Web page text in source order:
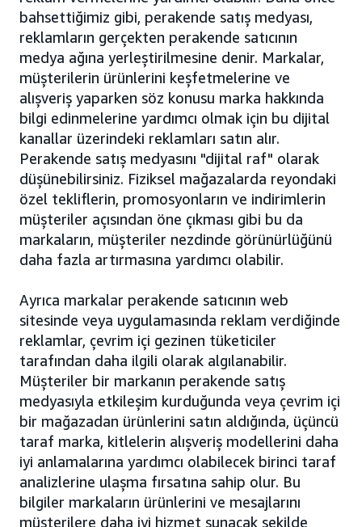
bahsettiğimiz gibi, perakende satış medyası,
reklamların gerçekten perakende satıcının
medya ağına yerleştirilmesine denir. Markalar,
müşterilerin ürünlerini keşfetmelerine ve
alışveriş yaparken söz konusu marka hakkında
bilgi edinmelerine yardımcı olmak için bu dijital
kanallar üzerindeki reklamları satın alır.
Perakende satış medyasını "dijital raf" olarak
düşünebilirsiniz. Fiziksel mağazalarda reyondaki
özel tekliflerin, promosyonların ve indirimlerin
müşteriler açısından öne çıkması gibi bu da
markaların, müşteriler nezdinde görünürlüğünü
daha fazla artırmasına yardımcı olabilir.
Ayrıca markalar perakende satıcının web
sitesinde veya uygulamasında reklam verdiğinde
reklamlar, çevrim içi gezinen tüketiciler
tarafından daha ilgili olarak algılanabilir.
Müşteriler bir markanın perakende satış
medyasıyla etkileşim kurduğunda veya çevrim içi
bir mağazadan ürünlerini satın aldığında, üçüncü
taraf marka, kitlelerin alışveriş modellerini daha
iyi anlamalarına yardımcı olabilecek birinci taraf
analizlerine ulaşma fırsatına sahip olur. Bu
bilgiler markaların ürünlerini ve mesajlarını
müşterilere daha iyi hizmet sunacak şekilde